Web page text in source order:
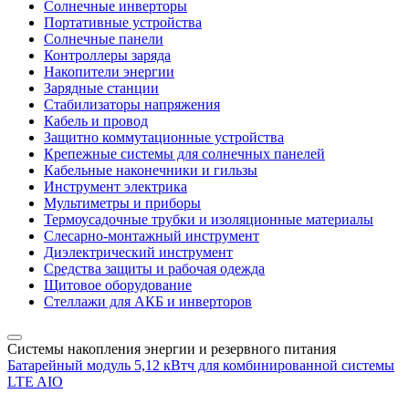
Солнечные инверторы
Портативные устройства
Солнечные панели
Контроллеры заряда
Накопители энергии
Зарядные станции
Стабилизаторы напряжения
Кабель и провод
Защитно коммутационные устройства
Крепежные системы для солнечных панелей
Кабельные наконечники и гильзы
Инструмент электрика
Мультиметры и приборы
Термоусадочные трубки и изоляционные материалы
Слесарно-монтажный инструмент
Диэлектрический инструмент
Средства защиты и рабочая одежда
Щитовое оборудование
Стеллажи для АКБ и инверторов
Системы накопления энергии и резервного питания
Батарейный модуль 5,12 кВтч для комбинированной системы
LTE AIO